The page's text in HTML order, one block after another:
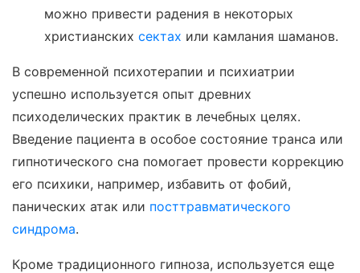
можно привести радения в некоторых
христианских сектах или камлания шаманов.
В современной психотерапии и психиатрии
успешно используется опыт древних
психоделических практик в лечебных целях.
Введение пациента в особое состояние транса или
гипнотического сна помогает провести коррекцию
его психики, например, избавить от фобий,
панических атак или посттравматического
синдрома.
Кроме традиционного гипноза, используется еще